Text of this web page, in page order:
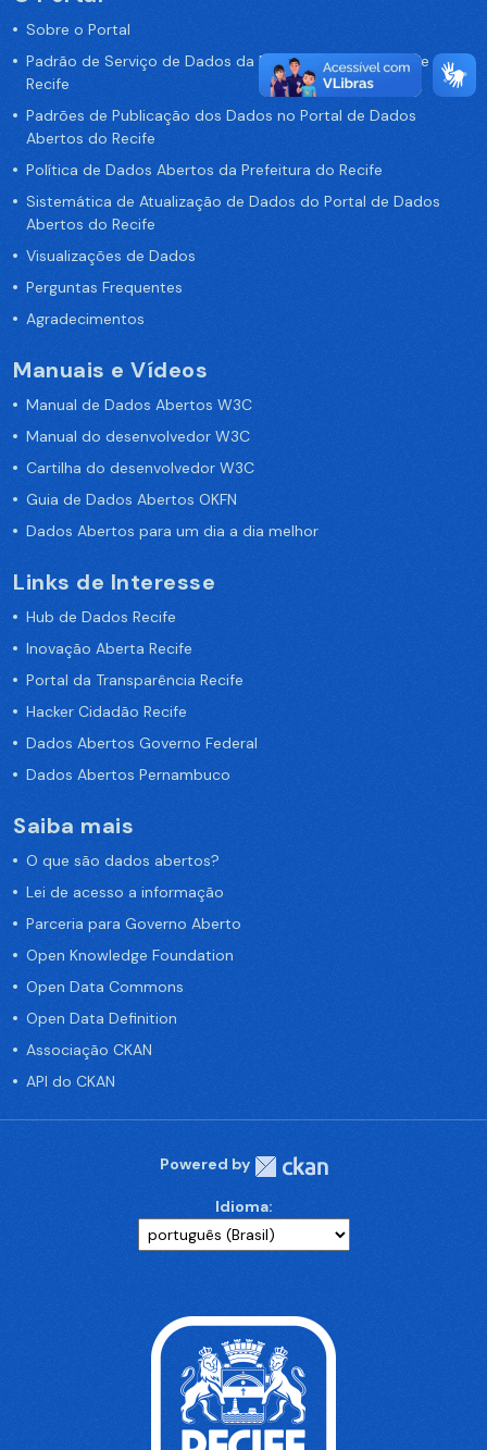
Sobre o Portal
Padrão de Serviço de Dados da Prefeitura da Cidade de
Recife
Padrões de Publicação dos Dados no Portal de Dados
Abertos do Recife
Política de Dados Abertos da Prefeitura do Recife
Sistemática de Atualização de Dados do Portal de Dados
Abertos do Recife
Visualizações de Dados
Perguntas Frequentes
Agradecimentos
Manuais e Vídeos
Manual de Dados Abertos W3C
Manual do desenvolvedor W3C
Cartilha do desenvolvedor W3C
Guia de Dados Abertos OKFN
Dados Abertos para um dia a dia melhor
Links de Interesse
Hub de Dados Recife
Inovação Aberta Recife
Portal da Transparência Recife
Hacker Cidadão Recife
Dados Abertos Governo Federal
Dados Abertos Pernambuco
Saiba mais
O que são dados abertos?
Lei de acesso a informação
Parceria para Governo Aberto
Open Knowledge Foundation
Open Data Commons
Open Data Definition
Associação CKAN
API do CKAN
Powered by
Idioma